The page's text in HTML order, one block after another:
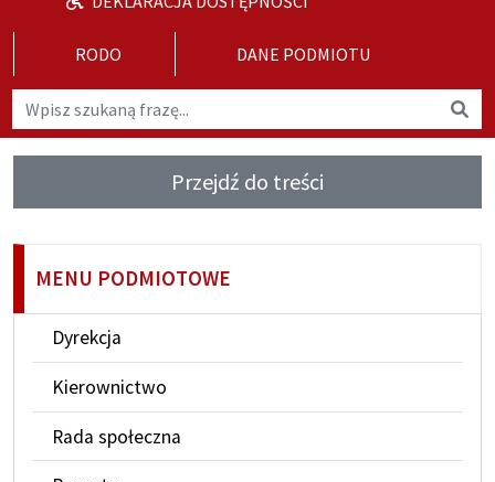
RODO DANE PODMIOTU
Wyszukaj na stronie
Przejdź do treści
MENU PODMIOTOWE
Dyrekcja
Kierownictwo
Rada społeczna